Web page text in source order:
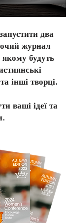
два
журнал
будуть
інші творці.
ваші ідеї та